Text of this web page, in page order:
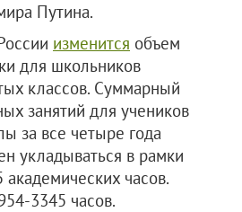
Путина.
изменится объем
для школьников
классов. Суммарный
занятий для учеников
за все четыре года
укладываться в рамки
часов.
3345 часов.